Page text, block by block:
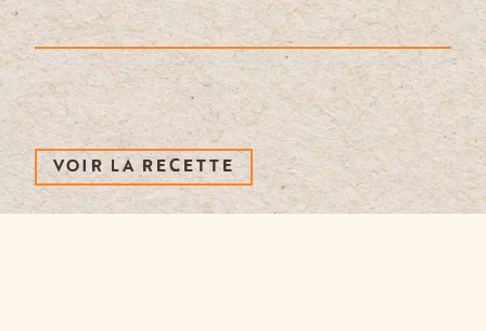
VOIR LA RECETTE